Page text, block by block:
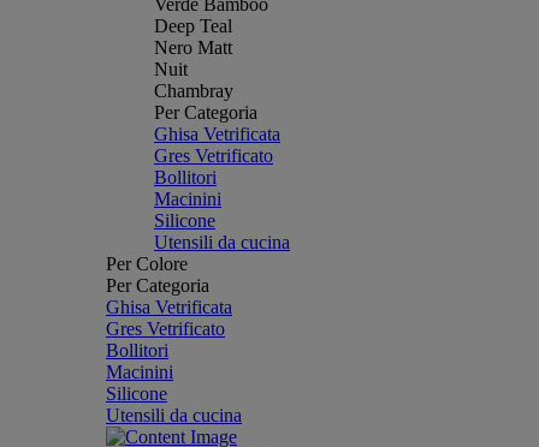
Verde Bamboo
Deep Teal
Nero Matt
Nuit
Chambray
Per Categoria
Ghisa Vetrificata
Gres Vetrificato
Bollitori
Macinini
Silicone
Utensili da cucina
Per Colore
Per Categoria
Ghisa Vetrificata
Gres Vetrificato
Bollitori
Macinini
Silicone
Utensili da cucina